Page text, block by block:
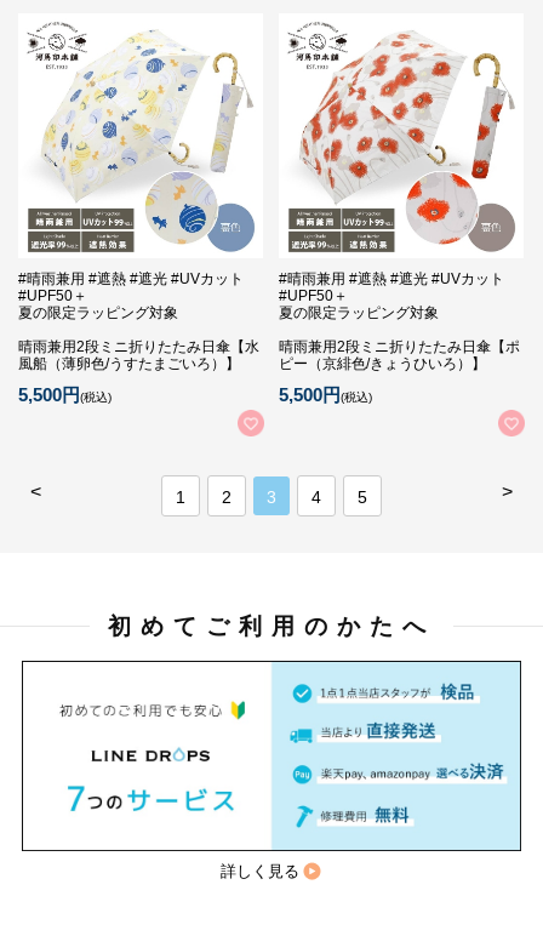
#晴雨兼用 #遮熱 #遮光 #UVカット
#UPF50＋
夏の限定ラッピング対象
晴雨兼用2段ミニ折りたたみ日傘【水
風船（薄卵色/うすたまごいろ）】
5,500円(税込)
#晴雨兼用 #遮熱 #遮光 #UVカット
#UPF50＋
夏の限定ラッピング対象
晴雨兼用2段ミニ折りたたみ日傘【ポ
ピー（京緋色/きょうひいろ）】
5,500円(税込)
< >
1 2 3 4 5
初めてご利用のかたへ
詳しく見る